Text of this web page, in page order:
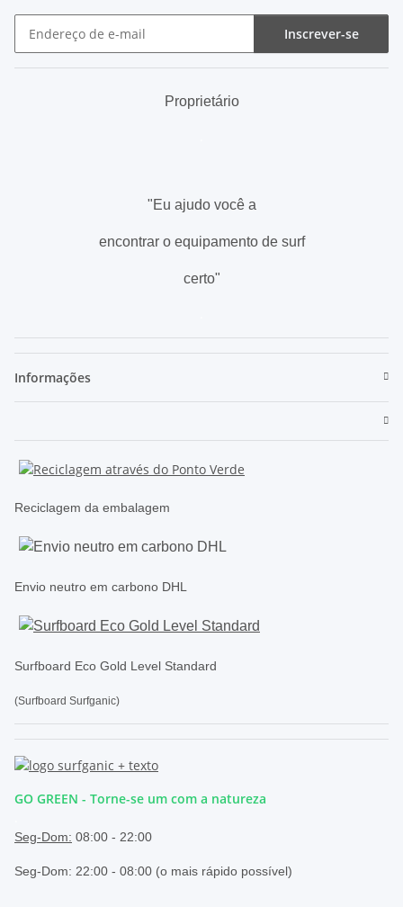
Inscrever-se
Proprietário
"Eu ajudo você a
encontrar o equipamento de surf
certo"
Informações
Reciclagem da embalagem
Envio neutro em carbono DHL
Surfboard Eco Gold Level Standard
(Surfboard Surfganic)
GO GREEN - Torne-se um com a natureza
Seg-Dom: 08:00 - 22:00
Seg-Dom: 22:00 - 08:00 (o mais rápido possível)